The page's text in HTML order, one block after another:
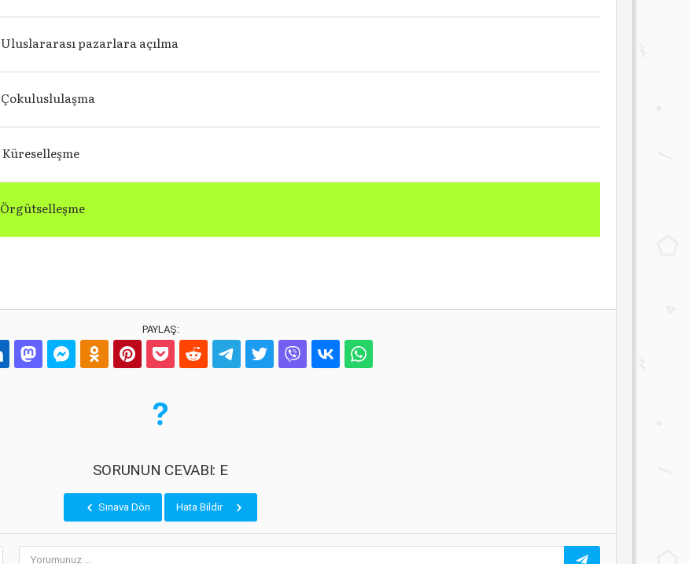
Uluslararası pazarlara açılma
Çokuluslulaşma
Küreselleşme
Örgütselleşme
PAYLAŞ:
SORUNUN CEVABI: E
Sınava Dön Hata Bildir